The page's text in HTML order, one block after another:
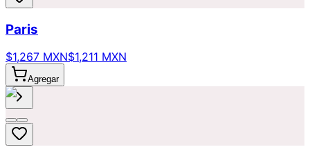
Paris
$1,267 MXN$1,211 MXN
Agregar